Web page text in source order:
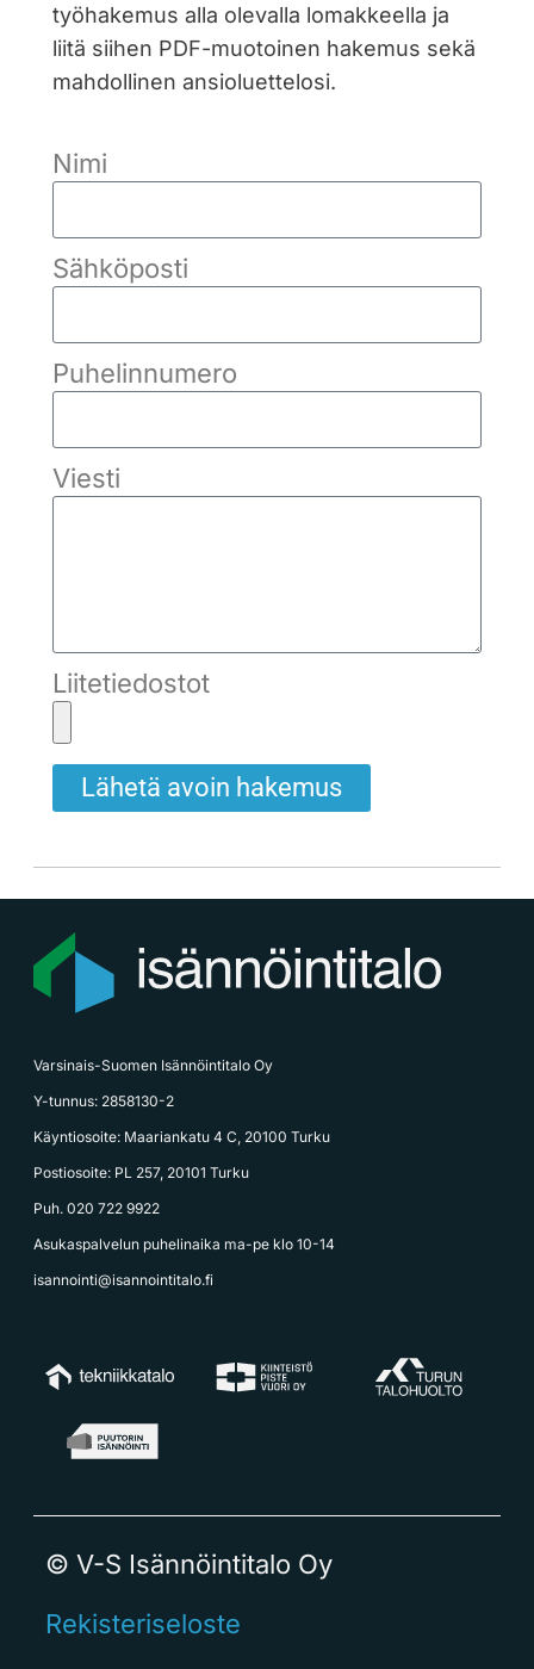
työhakemus alla olevalla lomakkeella ja
liitä siihen PDF-muotoinen hakemus sekä
mahdollinen ansioluettelosi.
Nimi
Sähköposti
Puhelinnumero
Viesti
Liitetiedostot
Lähetä avoin hakemus
Varsinais-Suomen Isännöintitalo Oy
Y-tunnus: 2858130-2
Käyntiosoite: Maariankatu 4 C, 20100 Turku
Postiosoite: PL 257, 20101 Turku
Puh. 020 722 9922
Asukaspalvelun puhelinaika ma-pe klo 10-14
isannointi@isannointitalo.fi
© V-S Isännöintitalo Oy
Rekisteriseloste